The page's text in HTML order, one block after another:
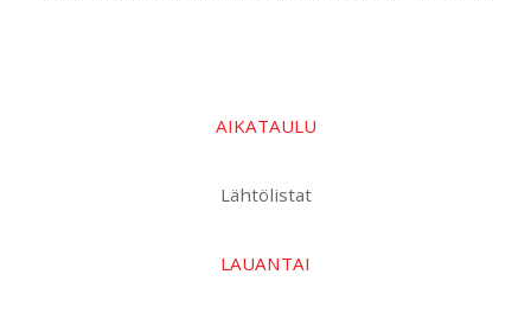
AIKATAULU
Lähtölistat
LAUANTAI